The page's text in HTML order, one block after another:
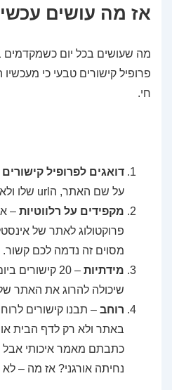
אז מה עושים
מה שעושים בכל יום כשמקדמים
פרופיל קישורים טבעי כי מעכשיו
חי.
דואגים לפרופיל קישורים
על שם האתר, הurl שלו ולא רק על מילות מפתח).
מקפידים על רלווטיות–
פרוקטולוג לאתר של
מסוים זה נדמה לכם קשור.
מידתיות
– 20
שיכולה להרוג את האתר
רוחב– תבנו קישורים
באתר ולא רק לדף הבית
כתבתם מאמר איכותי אבל
נחיתה אורגני? אז מה – לא